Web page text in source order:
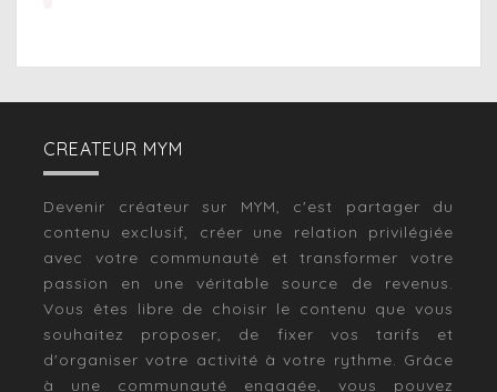
CREATEUR MYM
Devenir créateur sur MYM, c'est partager du
contenu exclusif, créer une relation privilégiée
avec votre communauté et transformer votre
passion en une véritable source de revenus.
Vous êtes libre de choisir le contenu que vous
souhaitez proposer, de fixer vos tarifs et
d'organiser votre activité à votre rythme. Grâce
à une communauté engagée, vous pouvez